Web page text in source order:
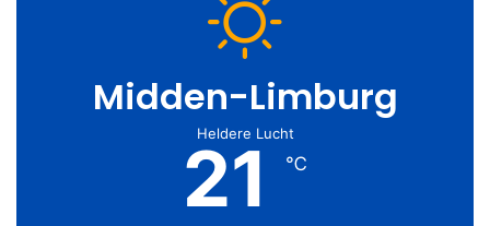
Midden-Limburg
Heldere Lucht
21 ℃